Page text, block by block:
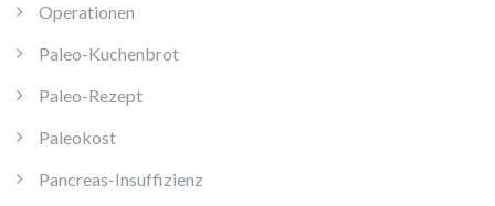
Operationen
Paleo-Kuchenbrot
Paleo-Rezept
Paleokost
Pancreas-Insuffizienz